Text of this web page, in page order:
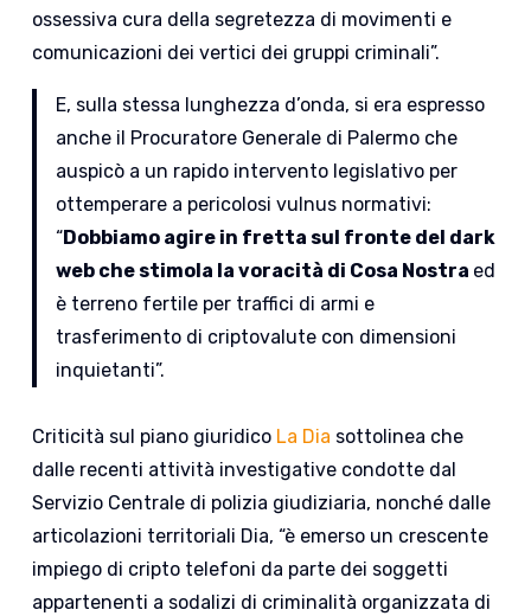
ossessiva cura della segretezza di movimenti e
comunicazioni dei vertici dei gruppi criminali”.
E, sulla stessa lunghezza d’onda, si era espresso
anche il Procuratore Generale di Palermo che
auspicò a un rapido intervento legislativo per
ottemperare a pericolosi vulnus normativi:
“Dobbiamo agire in fretta sul fronte del dark
web che stimola la voracità di Cosa Nostra ed
è terreno fertile per traffici di armi e
trasferimento di criptovalute con dimensioni
inquietanti”.
Criticità sul piano giuridico La Dia sottolinea che
dalle recenti attività investigative condotte dal
Servizio Centrale di polizia giudiziaria, nonché dalle
articolazioni territoriali Dia, “è emerso un crescente
impiego di cripto telefoni da parte dei soggetti
appartenenti a sodalizi di criminalità organizzata di